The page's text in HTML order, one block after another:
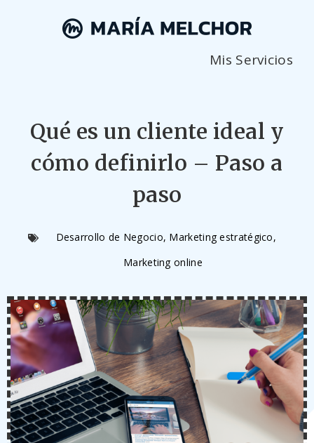
Mis Servicios
Qué es un cliente ideal y
cómo definirlo – Paso a
paso
Desarrollo de Negocio, Marketing estratégico,
Marketing online